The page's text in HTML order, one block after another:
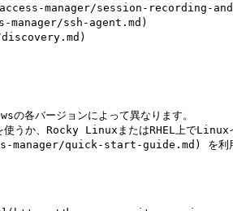
manager/session-recording-
manager/ssh-agent.md)
各バージョンによって異なります。
うか、Rocky LinuxまたはRHEL上でLinux
quick-start-guide.md) を利用して